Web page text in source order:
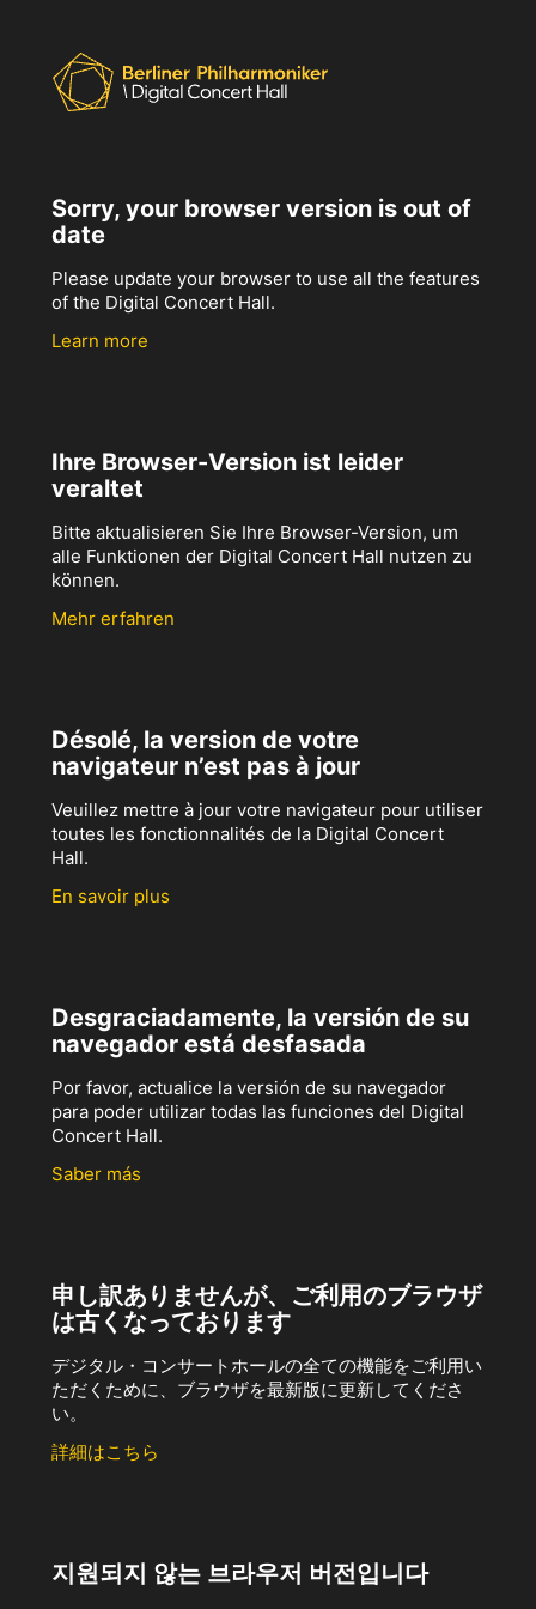
Sorry, your browser version is out of
date
Please update your browser to use all the features
of the Digital Concert Hall.
Learn more
Ihre Browser-Version ist leider
veraltet
Bitte aktualisieren Sie Ihre Browser-Version, um
alle Funktionen der Digital Concert Hall nutzen zu
können.
Mehr erfahren
Désolé, la version de votre
navigateur n’est pas à jour
Veuillez mettre à jour votre navigateur pour utiliser
toutes les fonctionnalités de la Digital Concert
Hall.
En savoir plus
Desgraciadamente, la versión de su
navegador está desfasada
Por favor, actualice la versión de su navegador
para poder utilizar todas las funciones del Digital
Concert Hall.
Saber más
申し訳ありませんが、ご利用のブラウザ
は古くなっております
デジタル・コンサートホールの全ての機能をご利用い
ただくために、ブラウザを最新版に更新してくださ
い。
詳細はこちら
지원되지 않는 브라우저 버전입니다